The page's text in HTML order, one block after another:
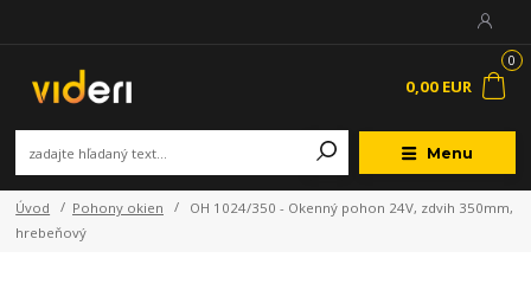
Menu
0
0,00 EUR
Úvod Pohony okien
OH 1024/350 - Okenný pohon 24V, zdvih 350mm,
hrebeňový